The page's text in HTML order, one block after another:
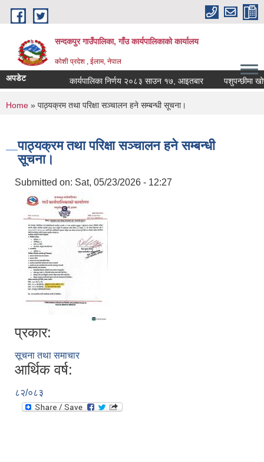
Skip to main content
सन्दकपुर गाउँपालिका, गाँउ कार्यपालिकाको कार्यालय
कोशी प्रदेश , ईलाम, नेपाल
अपडेट कार्यपालिका निर्णय २०८३ साउन १७, आइतबार पशुपन्छीमा खोप
You are here
Home » पाठ्यक्रम तथा परिक्षा सञ्चालन हने सम्बन्धी सूचना।
पाठ्यक्रम तथा परिक्षा सञ्चालन हने सम्बन्धी
सूचना।
Submitted on: Sat, 05/23/2026 - 12:27
प्रकार:
सूचना तथा समाचार
आर्थिक वर्ष:
८२/०८३